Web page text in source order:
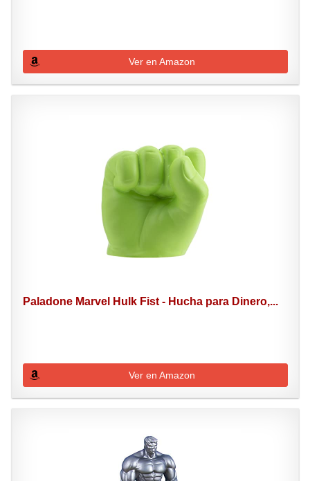
Ver en Amazon
Paladone Marvel Hulk Fist - Hucha para Dinero,...
Ver en Amazon